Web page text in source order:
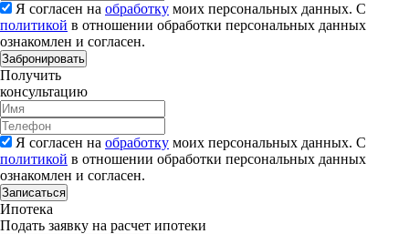
Я согласен на обработку моих персональных данных. С
политикой в отношении обработки персональных данных
ознакомлен и согласен.
Забронировать
Получить
консультацию
Я согласен на обработку моих персональных данных. С
политикой в отношении обработки персональных данных
ознакомлен и согласен.
Записаться
Ипотека
Подать заявку на расчет ипотеки